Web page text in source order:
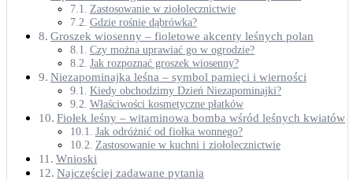
Zastosowanie w ziołolecznictwie
Gdzie rośnie dąbrówka?
Groszek wiosenny – fioletowe akcenty leśnych polan
Czy można uprawiać go w ogrodzie?
Jak rozpoznać groszek wiosenny?
Niezapominajka leśna – symbol pamięci i wierności
Kiedy obchodzimy Dzień Niezapominajki?
Właściwości kosmetyczne płatków
Fiołek leśny – witaminowa bomba wśród leśnych kwiatów
Jak odróżnić od fiołka wonnego?
Zastosowanie w kuchni i ziołolecznictwie
Wnioski
Najczęściej zadawane pytania